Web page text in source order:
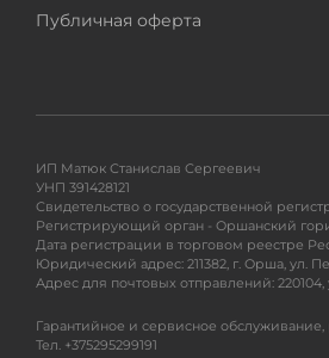
Публичная оферта
ИП Матюк Станислав Сергеевич
УНП 391428121
Свидетельство о государственной
Регистрирующий орган - Оршанский
Дата регистрации в торговом реестре
Юридический адрес: 211382, г. Орша, ул.
Адрес для почтовых отправлений: 220104,
Гарантийное и сервисное
Тел. +375295299191